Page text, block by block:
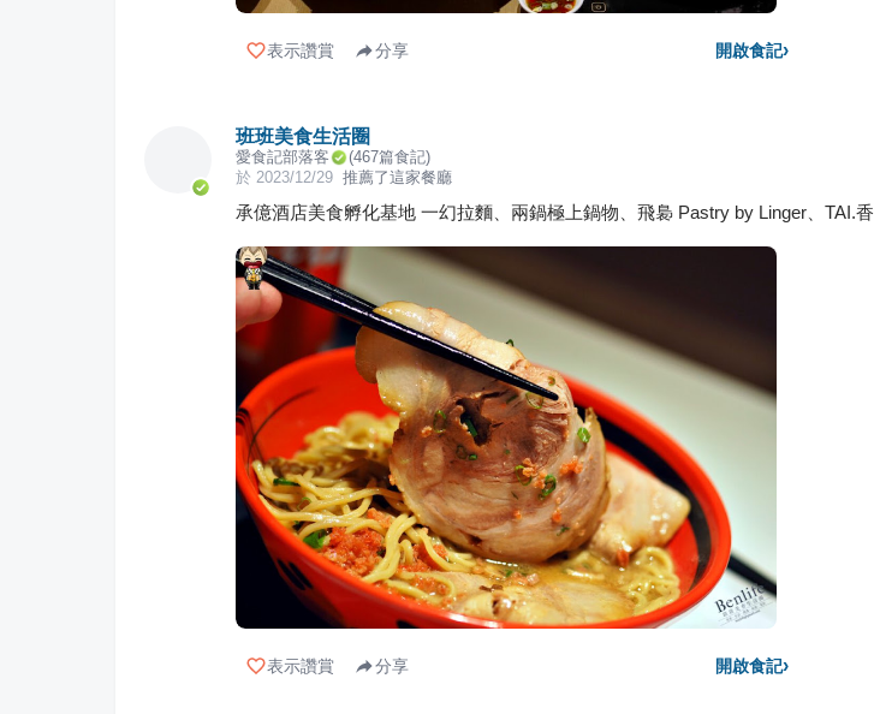
表示讚賞 分享 開啟食記›
班班美食生活圈
愛食記部落客 (467篇食記)
於 2023/12/29 推薦了這家餐廳
承億酒店美食孵化基地 一幻拉麵、兩鍋極上鍋物、飛裊 Pastry by Linger、TAI.香
表示讚賞 分享 開啟食記›